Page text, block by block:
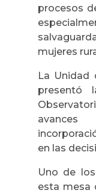
procesos
mujeres
La Unidad
presentó
en las
Uno de
esta mesa